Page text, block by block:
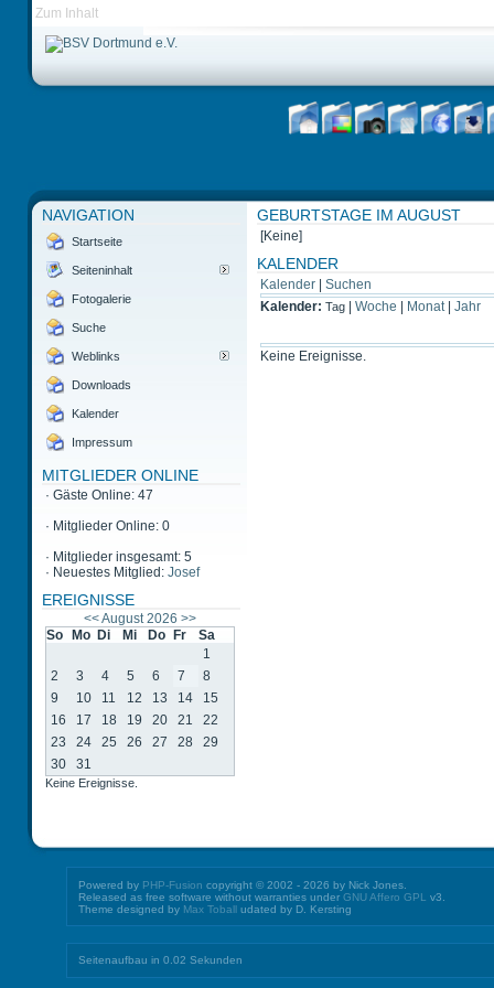
Zum Inhalt
NAVIGATION
Startseite
Seiteninhalt
Fotogalerie
Suche
Weblinks
Downloads
Kalender
Impressum
MITGLIEDER ONLINE
· Gäste Online: 47
· Mitglieder Online: 0
· Mitglieder insgesamt: 5
· Neuestes Mitglied:Josef
EREIGNISSE
<<August 2026 >>
So
Mo Di Mi Do Fr
Sa
1
2
3 4 5 6 7
8
9
10 11 12 13 14
15
16
17 18 19 20 21
22
23
24 25 26 27 28
29
30
31
Keine Ereignisse.
GEBURTSTAGE IM AUGUST
[Keine]
KALENDER
Kalender |Suchen
Kalender: Tag |Woche Monat|Jahr
Keine Ereignisse.
Powered by PHP-Fusion copyright © 2002 - 2026 by Nick Jones.
Released as free software without warranties underGNU Affero GPL
v3.
Theme designed by Max Toball udated by D. Kersting
Seitenaufbau in 0.02 Sekunden